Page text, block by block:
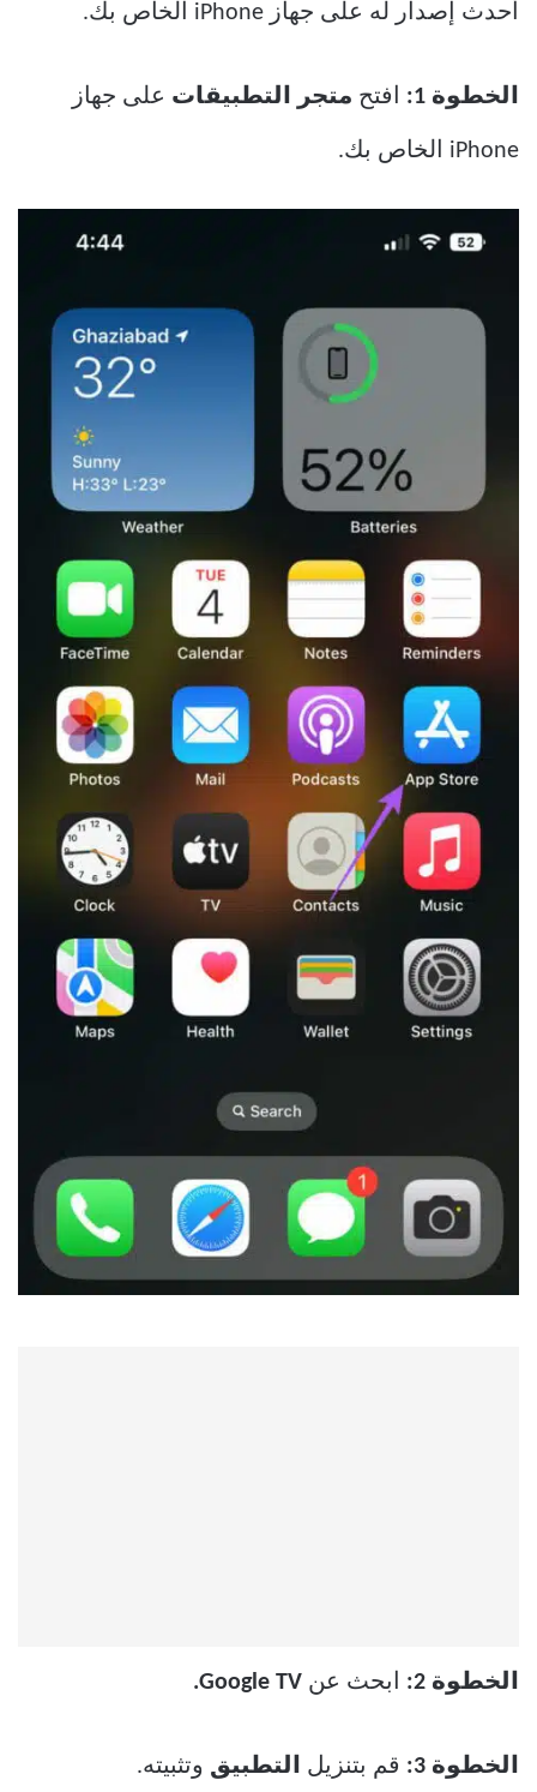
أحدث إصدار له على جهاز iPhone الخاص بك.
الخطوة 1: افتح متجر التطبيقات على جهاز
iPhone الخاص بك.
الخطوة 2: ابحث عن
الخطوة 3: قم بتنزيل التطبيق وتثبيته.